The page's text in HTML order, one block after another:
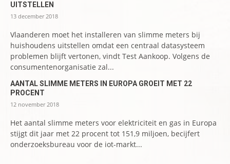
UITSTELLEN
13 december 2018
Vlaanderen moet het installeren van slimme meters bij
huishoudens uitstellen omdat een centraal datasysteem
problemen blijft vertonen, vindt Test Aankoop. Volgens de
consumentenorganisatie zal...
AANTAL SLIMME METERS IN EUROPA GROEIT MET 22
PROCENT
12 november 2018
Het aantal slimme meters voor elektriciteit en gas in Europa
stijgt dit jaar met 22 procent tot 151,9 miljoen, becijfert
onderzoeksbureau voor de iot-markt...